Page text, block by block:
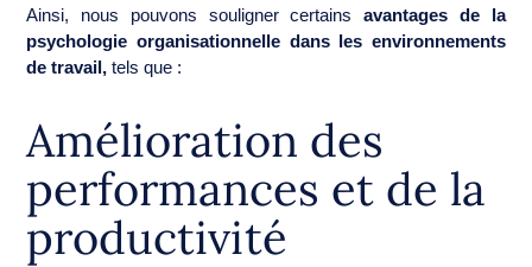
Ainsi, nous pouvons souligner certainsavantages de la
psychologie organisationnelle dans les environnements
de travail, tels que :
Amélioration des
performances et de la
productivité